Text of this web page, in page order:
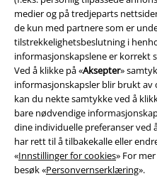
medier og på tredjeparts
de kun med partnere som er
tilstrekkelighetsbeslutning i
informasjonskapslene er korrekt
Ved å klikke på «Aksepter»
informasjonskapsler blir brukt
kan du nekte samtykke ved å
bare nødvendige
dine individuelle preferanser ved
har rett til å tilbakekalle eller
«Innstillinger for cookies» For
besøk «Personvernserklæring».
Juridisk informasjon/
Vilkår
Impressum
Konfidensialitetserklæring